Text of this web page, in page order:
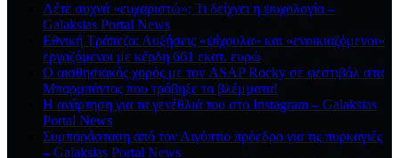
Λέτε συχνά «ευχαριστώ»; Τι δείχνει η ψυχολογία –
Galaksias Portal News
Εθνική Τράπεζα: Αυξήσεις «ψίχουλα» και «ενοικιαζόμενοι»
εργαζόμενοι με κέρδη 661 εκατ. ευρώ
Ο αισθησιακός χορός με τον ASAP Rocky σε φεστιβάλ στα
Μπαρμπάντος που τράβηξε τα βλέμματα!
Η ανάρτηση για τα γενέθλιά του στο Instagram – Galaksias
Portal News
Συμπαράσταση από τον Αιγύπτιο πρόεδρο για τις πυρκαγιές
– Galaksias Portal News